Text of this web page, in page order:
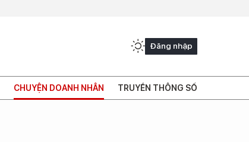
Đăng nhập
CHUYỆN DOANH NHÂN TRUYỀN THÔNG SỐ